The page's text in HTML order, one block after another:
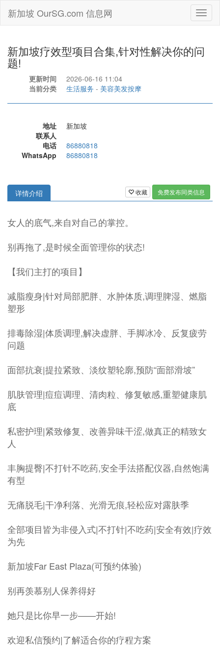
新加坡 OurSG.com 信息网
新加坡疗效型项目合集,针对性解决你的问
题!
更新时间
2026-06-16 11:04
当前分类
生活服务 - 美容美发按摩
地址
新加坡
联系人
电话
86880818
WhatsApp
86880818
收藏 免费发布同类信息
详情介绍
女人的底气,来自对自己的掌控。
别再拖了,是时候全面管理你的状态!
【我们主打的项目】
减脂瘦身|针对局部肥胖、水肿体质,调理脾湿、燃脂
塑形
排毒除湿|体质调理,解决虚胖、手脚冰冷、反复疲劳
问题
面部抗衰|提拉紧致、淡纹塑轮廓,预防“面部滑坡”
肌肤管理|痘痘调理、清肉粒、修复敏感,重塑健康肌
底
私密护理|紧致修复、改善异味干涩,做真正的精致女
人
丰胸提臀|不打针不吃药,安全手法搭配仪器,自然饱满
有型
无痛脱毛|干净利落、光滑无痕,轻松应对露肤季
全部项目皆为非侵入式|不打针|不吃药|安全有效|疗效
为先
新加坡Far East Plaza(可预约体验)
别再羡慕别人保养得好
她只是比你早一步——开始!
欢迎私信预约|了解适合你的疗程方案